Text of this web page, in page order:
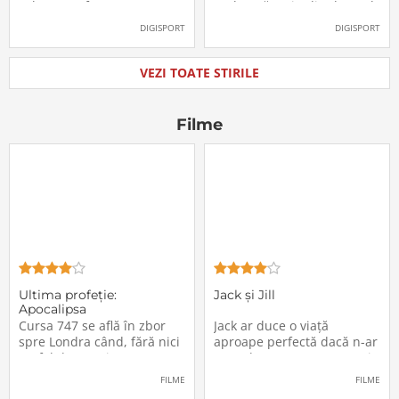
Labonne a fost prezentat
DIGISPORT
Radu Drăgușin din drumul
DIGISPORT
VEZI TOATE STIRILE
Filme
Ultima profeţie:
Apocalipsa
Cursa 747 se află în zbor
spre Londra când, fără nici
un fel de avertisment,
pasagerii încep să disparăFILME
Jack și Jill
Jack ar duce o viață
aproape perfectă dacă n-ar
avea de suportat o excepție
FILME